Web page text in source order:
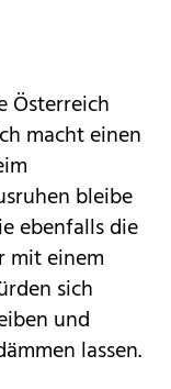
Österreich
macht einen
bleibe
ebenfalls die
mit einem
sich
und
lassen.